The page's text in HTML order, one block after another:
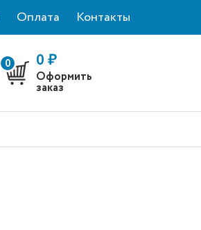
Оплата Контакты
0 0 ₽
Оформить
заказ